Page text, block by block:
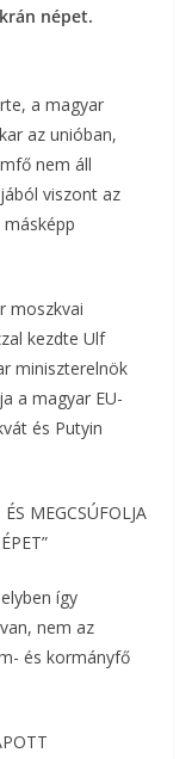
népet.
a magyar
az unióban,
nem áll
viszont az
moszkvai
kezdte Ulf
miniszterelnök
a magyar EU-
és Putyin
MEGCSÚFOLJA
így
nem az
és kormányfő